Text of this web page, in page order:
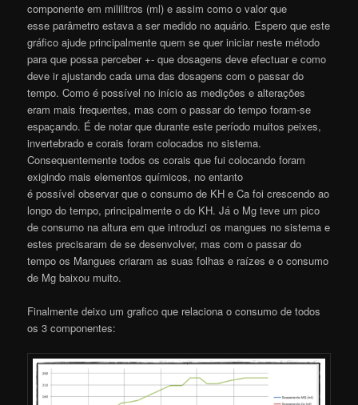
componente em mililitros (ml) e assim como o valor que
esse parâmetro estava a ser medido no aquário. Espero que este
gráfico ajude principalmente quem se quer iniciar neste método
para que possa perceber +- que dosagens deve efectuar e como
deve ir ajustando cada uma das dosagens com o passar do
tempo. Como é possível no início as medições e alterações
eram mais frequentes, mas com o passar do tempo foram-se
espaçando. É de notar que durante este período muitos peixes,
invertebrado e corais foram colocados no sistema.
Consequentemente todos os corais que fui colocando foram
exigindo mais elementos químicos, no entanto
é possível observar que o consumo de KH e Ca foi crescendo ao
longo do tempo, principalmente o do KH. Já o Mg teve um pico
de consumo na altura em que introduzi os mangues no sistema e
estes precisaram de se desenvolver, mas com o passar do
tempo os Mangues criaram as suas folhas e raízes e o consumo
de Mg baixou muito.
Finalmente deixo um grafico que relaciona o consumo de todos
os 3 componentes: